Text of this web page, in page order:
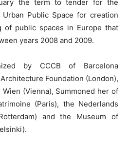
the term to tender for the
Public Space for creation
of public spaces in Europe that
years 2008 and 2009.
by CCCB of Barcelona
Foundation (London),
(Vienna), Summoned her of
(Paris), the Nederlands
and the Museum of